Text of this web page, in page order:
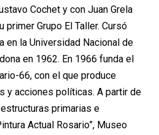
Cochet y con Juan Grela
Grupo El Taller. Cursó
en la Universidad Nacional de
en 1962. En 1966 funda el
66, con el que produce
y acciones políticas. A partir de
primarias e
Actual Rosario”, Museo